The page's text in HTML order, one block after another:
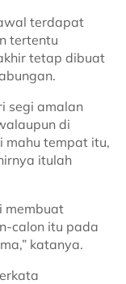
terdapat
tertentu
tetap dibuat
segi amalan
di
mahu tempat itu,
itulah
membuat
calon itu pada
katanya.